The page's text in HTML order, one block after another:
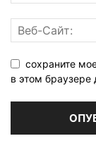
сохраните
в этом